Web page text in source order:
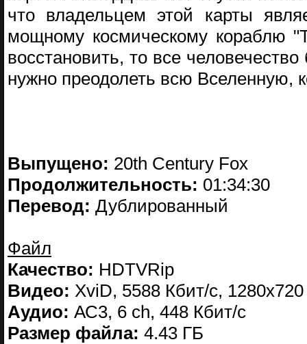
что владельцем этой карты
мощному космическому кораблю
восстановить, то все
нужно преодолеть всю Вселенную,
Выпущено: 20th Century Fox
Продолжительность: 01:34:30
Перевод: Дублированный
Файл
Качество: HDTVRip
Видео: XviD, 5588 Кбит/с, 1280x720
Аудио: АС3, 6 ch, 448 Кбит/с
Размер файла: 4.43 ГБ